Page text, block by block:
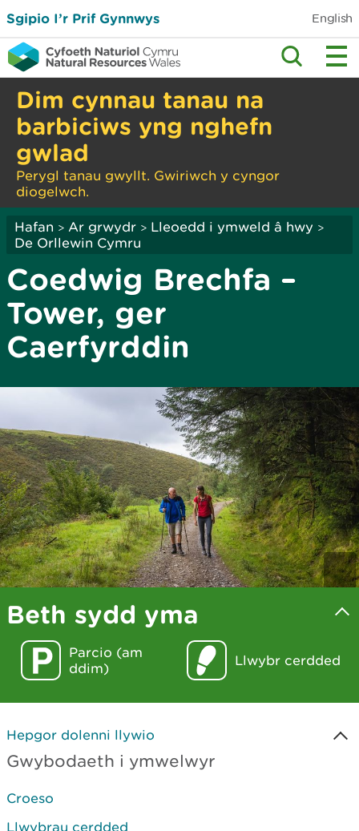
Sgipio I’r Prif Gynnwys English
Dim cynnau tanau na
barbiciws yng nghefn
gwlad
Perygl tanau gwyllt. Gwiriwch y cyngor
diogelwch.
Hafan > Ar grwydr > Lleoedd i ymweld â hwy >
De Orllewin Cymru
Coedwig Brechfa –
Tower, ger
Caerfyrddin
Beth sydd yma
Parcio (am
ddim)
Llwybr cerdded
Hepgor dolenni llywio
Gwybodaeth i ymwelwyr
Croeso
Llwybrau cerdded